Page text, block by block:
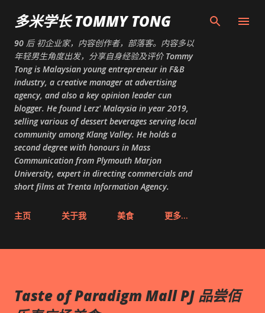
跳至主要内容
多米学长 TOMMY TONG
90 后 初企业家，内容创作者，部落客。内容多以
年轻男生角度出发，分享自身经验及评价 Tommy
Tong is Malaysian young entrepreneur in F&B
industry, a creative manager at advertising
agency, and also a key opinion leader cun
blogger. He found Lerz' Malaysia in year 2019,
selling various of dessert beverages serving local
community among Klang Valley. He holds a
second degree with honours in Mass
Communication from Plymouth Marjon
University, expert in directing commercials and
short films at Trenta Information Agency.
主页 关于我 美食 更多…
Taste of Paradigm Mall PJ 品尝佰